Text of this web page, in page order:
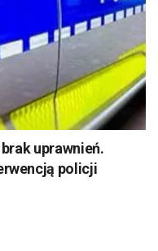
uprawnień.
policji